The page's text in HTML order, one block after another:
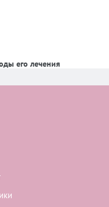
его лечения